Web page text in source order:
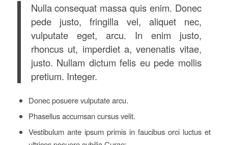
Nulla consequat massa quis enim. Donec
pede justo, fringilla vel, aliquet nec,
vulputate eget, arcu. In enim justo,
rhoncus ut, imperdiet a, venenatis vitae,
justo. Nullam dictum felis eu pede mollis
pretium. Integer.
Donec posuere vulputate arcu.
Phasellus accumsan cursus velit.
Vestibulum ante ipsum primis in faucibus orci luctus et